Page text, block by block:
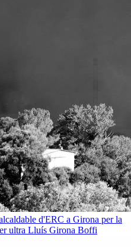
d'ERC a Girona per la
ultra Lluís Girona Boffi